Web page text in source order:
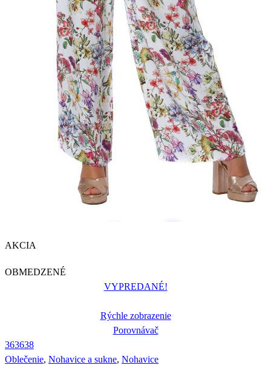
AKCIA
OBMEDZENÉ
VYPREDANÉ!
Rýchle zobrazenie
Porovnávač
363638
Oblečenie, Nohavice a sukne, Nohavice